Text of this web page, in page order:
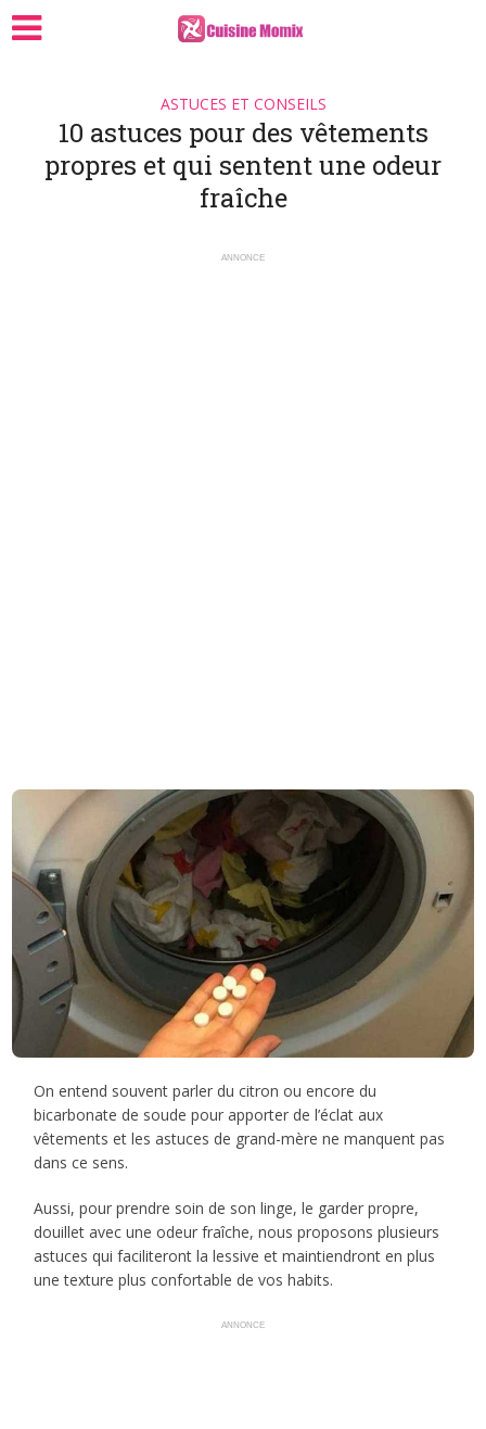
ASTUCES ET CONSEILS
10 astuces pour des vêtements
propres et qui sentent une odeur
fraîche
ANNONCE
On entend souvent parler du citron ou encore du
bicarbonate de soude pour apporter de l’éclat aux
vêtements et les astuces de grand-mère ne manquent pas
dans ce sens.
Aussi, pour prendre soin de son linge, le garder propre,
douillet avec une odeur fraîche, nous proposons plusieurs
astuces qui faciliteront la lessive et maintiendront en plus
une texture plus confortable de vos habits.
ANNONCE